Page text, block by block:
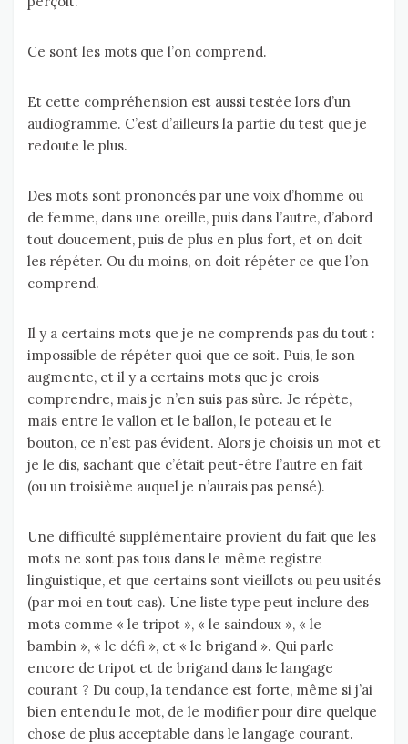
Ce sont les mots que l’on comprend.
Et cette compréhension est aussi testée lors d’un
audiogramme. C’est d’ailleurs la partie du test que je
redoute le plus.
Des mots sont prononcés par une voix d’homme ou
de femme, dans une oreille, puis dans l’autre, d’abord
tout doucement, puis de plus en plus fort, et on doit
les répéter. Ou du moins, on doit répéter ce que l’on
comprend.
Il y a certains mots que je ne comprends pas du tout :
impossible de répéter quoi que ce soit. Puis, le son
augmente, et il y a certains mots que je crois
comprendre, mais je n’en suis pas sûre. Je répète,
mais entre le vallon et le ballon, le poteau et le
bouton, ce n’est pas évident. Alors je choisis un mot et
je le dis, sachant que c’était peut-être l’autre en fait
(ou un troisième auquel je n’aurais pas pensé).
Une difficulté supplémentaire provient du fait que les
mots ne sont pas tous dans le même registre
linguistique, et que certains sont vieillots ou peu usités
(par moi en tout cas). Une liste type peut inclure des
mots comme « le tripot », « le saindoux », « le
bambin », « le défi », et « le brigand ». Qui parle
encore de tripot et de brigand dans le langage
courant ? Du coup, la tendance est forte, même si j’ai
bien entendu le mot, de le modifier pour dire quelque
chose de plus acceptable dans le langage courant.